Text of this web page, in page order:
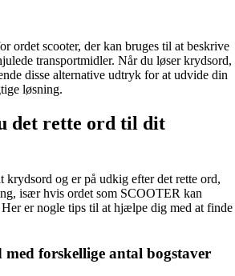
ordet scooter, der kan bruges til at beskrive
transportmidler. Når du løser krydsord,
disse alternative udtryk for at udvide din
løsning.
det rette ord til dit
krydsord og er på udkig efter det rette ord,
især hvis ordet som SCOOTER kan
er nogle tips til at hjælpe dig med at finde
forskellige antal bogstaver